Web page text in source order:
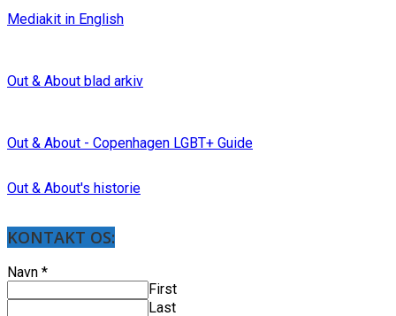
Mediakit in English
Out & About blad arkiv
Out & About - Copenhagen LGBT+ Guide
Out & About's historie
KONTAKT OS:
Navn *
First
Last